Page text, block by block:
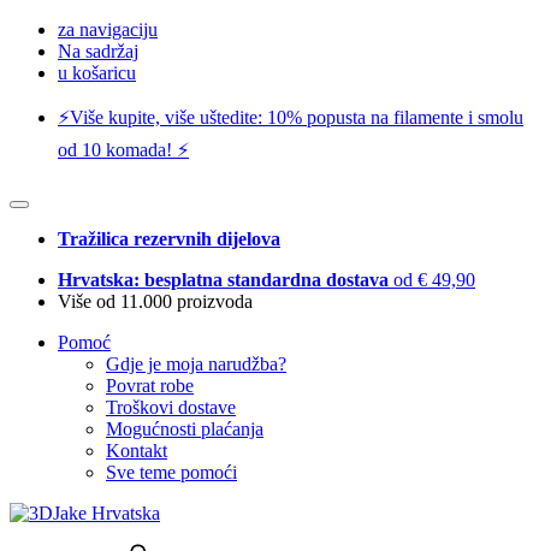
za navigaciju
Na sadržaj
u košaricu
⚡️Više kupite, više uštedite: 10% popusta na filamente i smolu
od 10 komada! ⚡️
Tražilica rezervnih dijelova
Hrvatska: besplatna standardna dostava od € 49,90
Više od 11.000 proizvoda
Pomoć
Gdje je moja narudžba?
Povrat robe
Troškovi dostave
Mogućnosti plaćanja
Kontakt
Sve teme pomoći